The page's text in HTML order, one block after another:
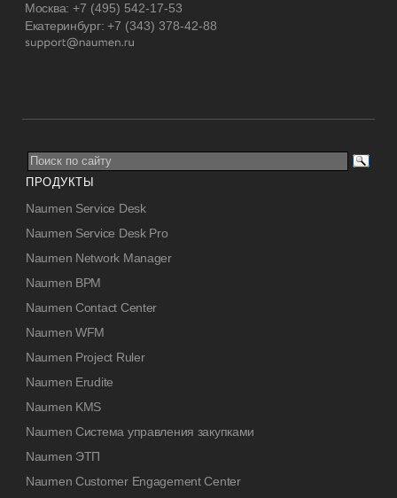
Москва: +7 (495) 542-17-53
Екатеринбург:+7 (343) 378-42-88
ПРОДУКТЫ
Naumen Service Desk
Naumen Service Desk Pro
Naumen Network Manager
Naumen BPM
Naumen Contact Center
Naumen WFM
Naumen Project Ruler
Naumen Erudite
Naumen KMS
Naumen Система управления закупками
Naumen ЭТП
Naumen Customer Engagement Center